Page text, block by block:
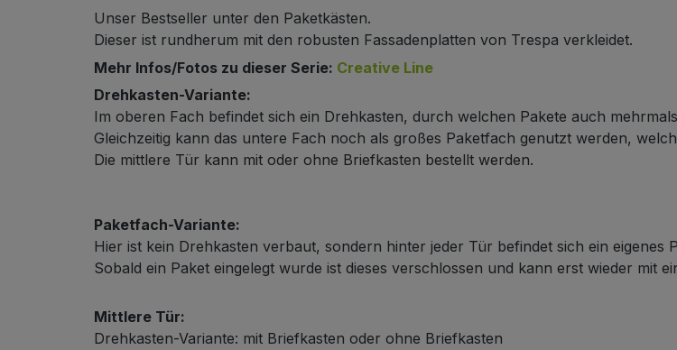
HPL-Material
Unser Bestseller unter den Paketkästen.
Dieser ist rundherum mit den robusten Fassadenplatten von Trespa verkleidet.
Mehr Infos/Fotos zu dieser Serie: Creative Line
Drehkasten-Variante:
Im oberen Fach befindet sich ein Drehkasten, durch welchen Pakete auch
Gleichzeitig kann das untere Fach noch als großes Paketfach genutzt werden,
Die mittlere Tür kann mit oder ohne Briefkasten bestellt werden.
Paketfach-Variante:
Hier ist kein Drehkasten verbaut, sondern hinter jeder Tür befindet sich ein eigenes
Sobald ein Paket eingelegt wurde ist dieses verschlossen und kann erst wieder mit
Mittlere Tür:
Drehkasten-Variante: mit Briefkasten oder ohne Briefkasten